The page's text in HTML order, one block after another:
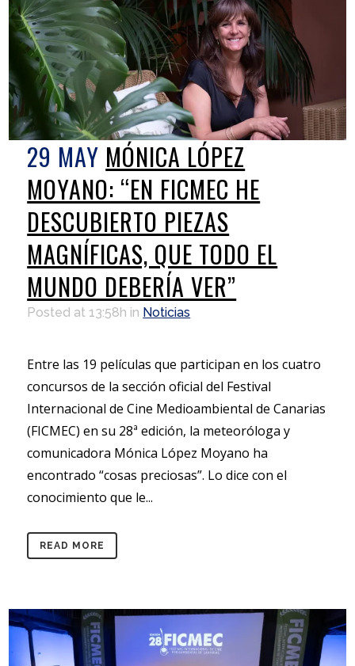
29 MAY MÓNICA LÓPEZ
MOYANO: “EN FICMEC HE
DESCUBIERTO PIEZAS
MAGNÍFICAS, QUE TODO EL
MUNDO DEBERÍA VER”
Posted at 13:58h in Noticias
Entre las 19 películas que participan en los cuatro
concursos de la sección oficial del Festival
Internacional de Cine Medioambiental de Canarias
(FICMEC) en su 28ª edición, la meteoróloga y
comunicadora Mónica López Moyano ha
encontrado “cosas preciosas”. Lo dice con el
conocimiento que le...
READ MORE